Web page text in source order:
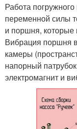
Работа
переменной силы
и поршня,
Вибрация поршня
камеры
напорный
электромагнит и